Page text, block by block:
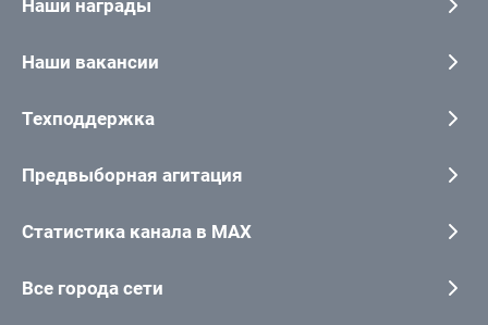
Наши награды
Наши вакансии
Техподдержка
Предвыборная агитация
Статистика канала в MAX
Все города сети